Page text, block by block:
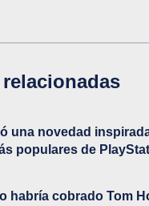
una novedad
populares de
habría cobrado Tom